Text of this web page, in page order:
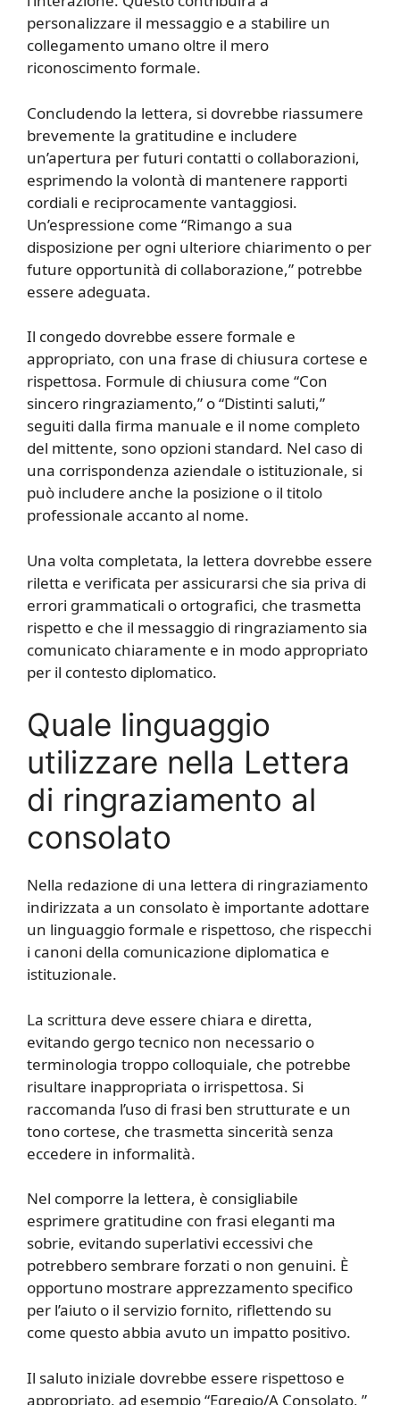
personalizzare il messaggio e a stabilire un
collegamento umano oltre il mero
riconoscimento formale.
Concludendo la lettera, si dovrebbe riassumere
brevemente la gratitudine e includere
un’apertura per futuri contatti o collaborazioni,
esprimendo la volontà di mantenere rapporti
cordiali e reciprocamente vantaggiosi.
Un’espressione come “Rimango a sua
disposizione per ogni ulteriore chiarimento o per
future opportunità di collaborazione,” potrebbe
essere adeguata.
Il congedo dovrebbe essere formale e
appropriato, con una frase di chiusura cortese e
rispettosa. Formule di chiusura come “Con
sincero ringraziamento,” o “Distinti saluti,”
seguiti dalla firma manuale e il nome completo
del mittente, sono opzioni standard. Nel caso di
una corrispondenza aziendale o istituzionale, si
può includere anche la posizione o il titolo
professionale accanto al nome.
Una volta completata, la lettera dovrebbe essere
riletta e verificata per assicurarsi che sia priva di
errori grammaticali o ortografici, che trasmetta
rispetto e che il messaggio di ringraziamento sia
comunicato chiaramente e in modo appropriato
per il contesto diplomatico.
Quale linguaggio
utilizzare nella Lettera
di ringraziamento al
consolato
Nella redazione di una lettera di ringraziamento
indirizzata a un consolato è importante adottare
un linguaggio formale e rispettoso, che rispecchi
i canoni della comunicazione diplomatica e
istituzionale.
La scrittura deve essere chiara e diretta,
evitando gergo tecnico non necessario o
terminologia troppo colloquiale, che potrebbe
risultare inappropriata o irrispettosa. Si
raccomanda l’uso di frasi ben strutturate e un
tono cortese, che trasmetta sincerità senza
eccedere in informalità.
Nel comporre la lettera, è consigliabile
esprimere gratitudine con frasi eleganti ma
sobrie, evitando superlativi eccessivi che
potrebbero sembrare forzati o non genuini. È
opportuno mostrare apprezzamento specifico
per l’aiuto o il servizio fornito, riflettendo su
come questo abbia avuto un impatto positivo.
Il saluto iniziale dovrebbe essere rispettoso e
appropriato, ad esempio “Egregio/A Consolato, ”